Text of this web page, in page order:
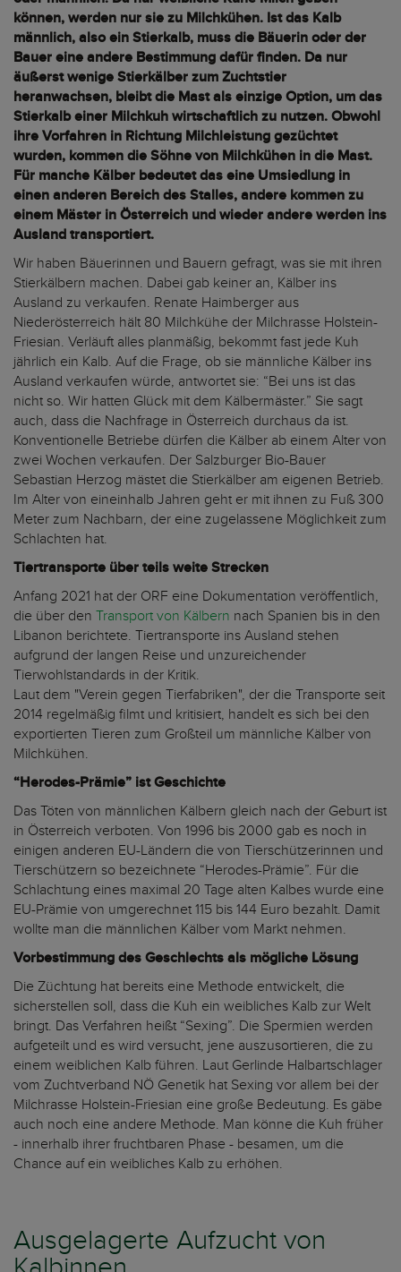
können, werden nur sie zu Milchkühen. Ist das Kalb
männlich, also ein Stierkalb, muss die Bäuerin oder der
Bauer eine andere Bestimmung dafür finden. Da nur
äußerst wenige Stierkälber zum Zuchtstier
heranwachsen, bleibt die Mast als einzige Option, um das
Stierkalb einer Milchkuh wirtschaftlich zu nutzen. Obwohl
ihre Vorfahren in Richtung Milchleistung gezüchtet
wurden, kommen die Söhne von Milchkühen in die Mast.
Für manche Kälber bedeutet das eine Umsiedlung in
einen anderen Bereich des Stalles, andere kommen zu
einem Mäster in Österreich und wieder andere werden ins
Ausland transportiert.
Wir haben Bäuerinnen und Bauern gefragt, was sie mit ihren
Stierkälbern machen. Dabei gab keiner an, Kälber ins
Ausland zu verkaufen. Renate Haimberger aus
Niederösterreich hält 80 Milchkühe der Milchrasse Holstein-
Friesian. Verläuft alles planmäßig, bekommt fast jede Kuh
jährlich ein Kalb. Auf die Frage, ob sie männliche Kälber ins
Ausland verkaufen würde, antwortet sie: “Bei uns ist das
nicht so. Wir hatten Glück mit dem Kälbermäster.” Sie sagt
auch, dass die Nachfrage in Österreich durchaus da ist.
Konventionelle Betriebe dürfen die Kälber ab einem Alter von
zwei Wochen verkaufen. Der Salzburger Bio-Bauer
Sebastian Herzog mästet die Stierkälber am eigenen Betrieb.
Im Alter von eineinhalb Jahren geht er mit ihnen zu Fuß 300
Meter zum Nachbarn, der eine zugelassene Möglichkeit zum
Schlachten hat.
Tiertransporte über teils weite Strecken
Anfang 2021 hat der ORF eine Dokumentation veröffentlich,
die über den Transport von Kälbern nach Spanien bis in den
Libanon berichtete. Tiertransporte ins Ausland stehen
aufgrund der langen Reise und unzureichender
Tierwohlstandards in der Kritik.
Laut dem "Verein gegen Tierfabriken", der die Transporte seit
2014 regelmäßig filmt und kritisiert, handelt es sich bei den
exportierten Tieren zum Großteil um männliche Kälber von
Milchkühen.
“Herodes-Prämie” ist Geschichte
Das Töten von männlichen Kälbern gleich nach der Geburt ist
in Österreich verboten. Von 1996 bis 2000 gab es noch in
einigen anderen EU-Ländern die von Tierschützerinnen und
Tierschützern so bezeichnete “Herodes-Prämie”. Für die
Schlachtung eines maximal 20 Tage alten Kalbes wurde eine
EU-Prämie von umgerechnet 115 bis 144 Euro bezahlt. Damit
wollte man die männlichen Kälber vom Markt nehmen.
Vorbestimmung des Geschlechts als mögliche Lösung
Die Züchtung hat bereits eine Methode entwickelt, die
sicherstellen soll, dass die Kuh ein weibliches Kalb zur Welt
bringt. Das Verfahren heißt “Sexing”. Die Spermien werden
aufgeteilt und es wird versucht, jene auszusortieren, die zu
einem weiblichen Kalb führen. Laut Gerlinde Halbartschlager
vom Zuchtverband NÖ Genetik hat Sexing vor allem bei der
Milchrasse Holstein-Friesian eine große Bedeutung. Es gäbe
auch noch eine andere Methode. Man könne die Kuh früher
- innerhalb ihrer fruchtbaren Phase - besamen, um die
Chance auf ein weibliches Kalb zu erhöhen.
Ausgelagerte Aufzucht von